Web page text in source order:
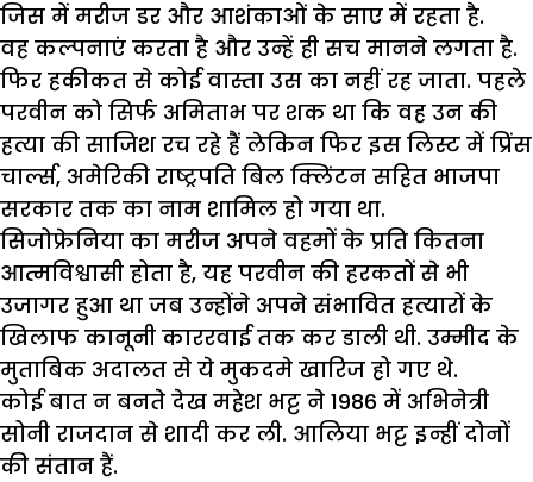
जिस में मरीज डर और आशंकाओं के साए में रहता है.
वह कल्पनाएं करता है और उन्हें ही सच मानने लगता है.
फिर हकीकत से कोई वास्ता उस का नहीं रह जाता. पहले
परवीन को सिर्फ अमिताभ पर शक था कि वह उन की
हत्या की साजिश रच रहे हैं लेकिन फिर इस लिस्ट में प्रिंस
चार्ल्स, अमेरिकी राष्ट्रपति बिल क्लिंटन सहित भाजपा
सरकार तक का नाम शामिल हो गया था.
सिजोफ्रेनिया का मरीज अपने वहमों के प्रति कितना
आत्मविश्वासी होता है, यह परवीन की हरकतों से भी
उजागर हुआ था जब उन्होंने अपने संभावित हत्यारों के
खिलाफ कानूनी काररवाई तक कर डाली थी. उम्मीद के
मुताबिक अदालत से ये मुकदमे खारिज हो गए थे.
कोई बात न बनते देख महेश भट्ट ने 1986 में अभिनेत्री
सोनी राजदान से शादी कर ली. आलिया भट्ट इन्हीं दोनों
की संतान हैं.